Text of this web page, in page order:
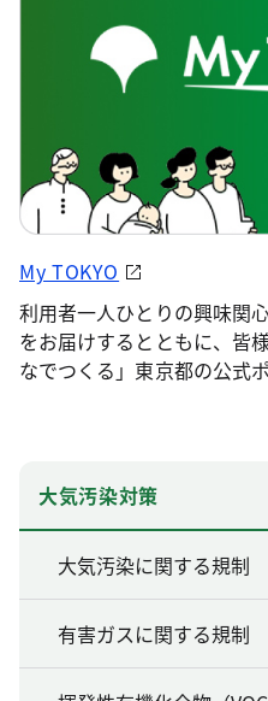
My TOKYO
利用者一人ひとりの興味関
をお届けするとともに、皆
なでつくる」東京都の公式
大気汚染対策
大気汚染に関する規制
有害ガスに関する規制